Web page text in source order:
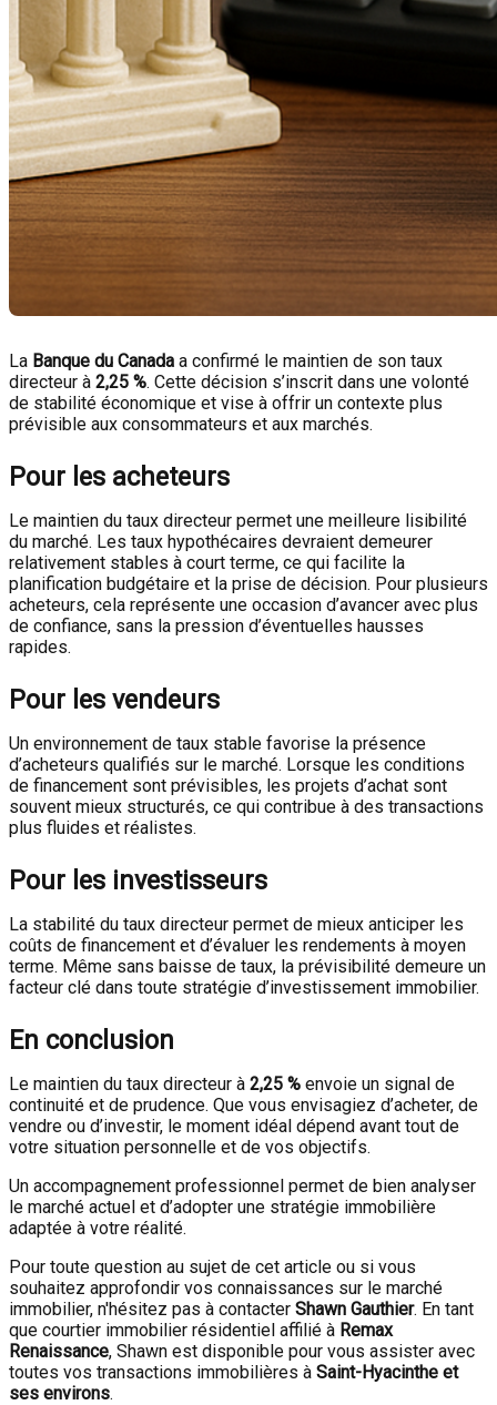
La Banque du Canada a confirmé le maintien de son taux
directeur à 2,25 %. Cette décision s’inscrit dans une volonté
de stabilité économique et vise à offrir un contexte plus
prévisible aux consommateurs et aux marchés.
Pour les acheteurs
Le maintien du taux directeur permet une meilleure lisibilité
du marché. Les taux hypothécaires devraient demeurer
relativement stables à court terme, ce qui facilite la
planification budgétaire et la prise de décision. Pour plusieurs
acheteurs, cela représente une occasion d’avancer avec plus
de confiance, sans la pression d’éventuelles hausses
rapides.
Pour les vendeurs
Un environnement de taux stable favorise la présence
d’acheteurs qualifiés sur le marché. Lorsque les conditions
de financement sont prévisibles, les projets d’achat sont
souvent mieux structurés, ce qui contribue à des transactions
plus fluides et réalistes.
Pour les investisseurs
La stabilité du taux directeur permet de mieux anticiper les
coûts de financement et d’évaluer les rendements à moyen
terme. Même sans baisse de taux, la prévisibilité demeure un
facteur clé dans toute stratégie d’investissement immobilier.
En conclusion
Le maintien du taux directeur à 2,25 % envoie un signal de
continuité et de prudence. Que vous envisagiez d’acheter, de
vendre ou d’investir, le moment idéal dépend avant tout de
votre situation personnelle et de vos objectifs.
Un accompagnement professionnel permet de bien analyser
le marché actuel et d’adopter une stratégie immobilière
adaptée à votre réalité.
Pour toute question au sujet de cet article ou si vous
souhaitez approfondir vos connaissances sur le marché
immobilier, n'hésitez pas à contacter Shawn Gauthier. En tant
que courtier immobilier résidentiel affilié à Remax
Renaissance, Shawn est disponible pour vous assister avec
toutes vos transactions immobilières à Saint-Hyacinthe et
ses environs.